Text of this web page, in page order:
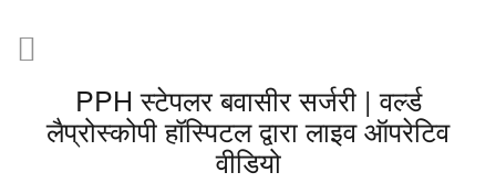
PPH स्टेपलर बवासीर सर्जरी | वर्ल्ड
लैप्रोस्कोपी हॉस्पिटल द्वारा लाइव ऑपरेटिव
वीडियो